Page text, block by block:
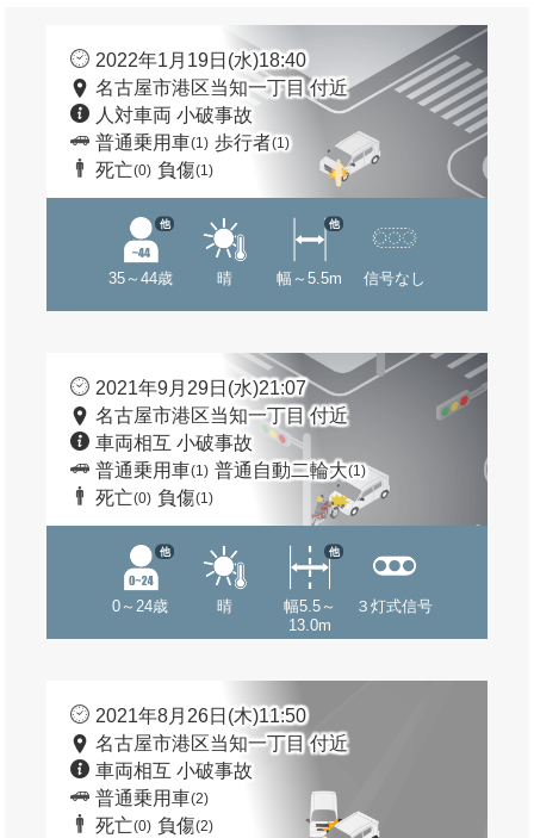
2022年1月19日(水)18:40
名古屋市港区当知一丁目 付近
人対車両 小破事故
普通乗用車(1) 歩行者(1)
死亡(0) 負傷(1)
35～44歳
他
晴 幅～5.5m
他
信号なし
2021年9月29日(水)21:07
名古屋市港区当知一丁目 付近
車両相互 小破事故
普通乗用車(1) 普通自動二輪大(1)
死亡(0) 負傷(1)
0～24歳
他
晴
幅5.5～
13.0m
他
３灯式信号
2021年8月26日(木)11:50
名古屋市港区当知一丁目 付近
車両相互 小破事故
普通乗用車(2)
死亡(0) 負傷(2)